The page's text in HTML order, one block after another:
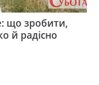
що зробити,
й радісно